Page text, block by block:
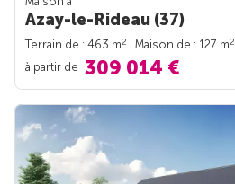
Azay-le-Rideau (37)
Terrain de : 463 m2 | Maison de : 127 m2
à partir de 309 014 €